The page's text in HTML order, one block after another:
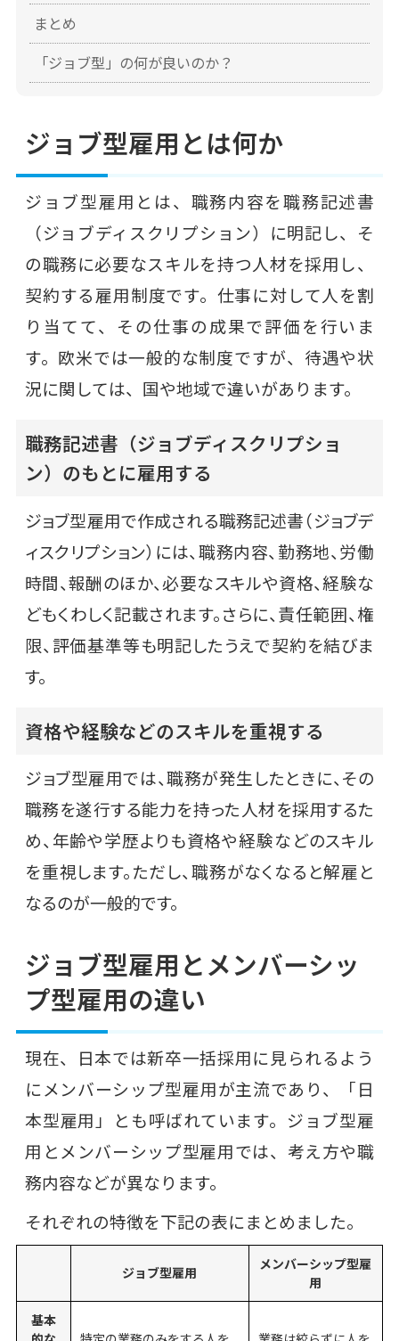
まとめ
「ジョブ型」の何が良いのか？
ジョブ型雇用とは何か
ジョブ型雇用とは、職務内容を職務記述書
（ジョブディスクリプション）に明記し、そ
の職務に必要なスキルを持つ人材を採用し、
契約する雇用制度です。仕事に対して人を割
り当てて、その仕事の成果で評価を行いま
す。欧米では一般的な制度ですが、待遇や状
況に関しては、国や地域で違いがあります。
職務記述書（ジョブディスクリプショ
ン）のもとに雇用する
ジョブ型雇用で作成される職務記述書（ジョブデ
ィスクリプション）には、職務内容、勤務地、労働
時間、報酬のほか、必要なスキルや資格、経験な
どもくわしく記載されます。さらに、責任範囲、権
限、評価基準等も明記したうえで契約を結びま
す。
資格や経験などのスキルを重視する
ジョブ型雇用では、職務が発生したときに、その
職務を遂行する能力を持った人材を採用するた
め、年齢や学歴よりも資格や経験などのスキル
を重視します。ただし、職務がなくなると解雇と
なるのが一般的です。
ジョブ型雇用とメンバーシッ
プ型雇用の違い
現在、日本では新卒一括採用に見られるよう
にメンバーシップ型雇用が主流であり、「日
本型雇用」とも呼ばれています。ジョブ型雇
用とメンバーシップ型雇用では、考え方や職
務内容などが異なります。
それぞれの特徴を下記の表にまとめました。
ジョブ型雇用
メンバーシップ型雇
用
基本